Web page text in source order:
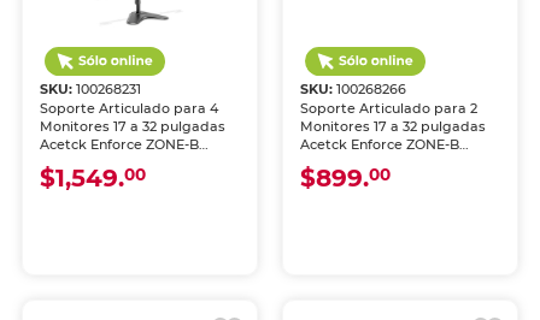
SKU:100268231
Soporte Articulado para 4
Monitores 17 a 32 pulgadas
Acetck Enforce ZONE‑B
Negro
$1,549.00
SKU: 100268266
Soporte Articulado para 2
Monitores 17 a 32 pulgadas
Acetck Enforce ZONE‑B
Negro
$899.00